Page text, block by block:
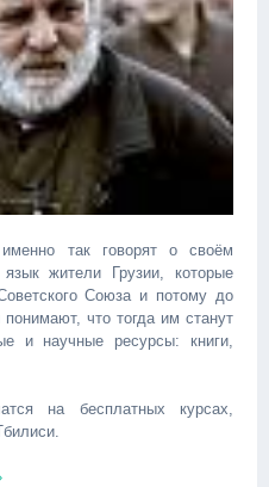
так говорят о своём
жители Грузии, которые
Союза и потому до
что тогда им станут
и научные ресурсы: книги,
на бесплатных курсах,